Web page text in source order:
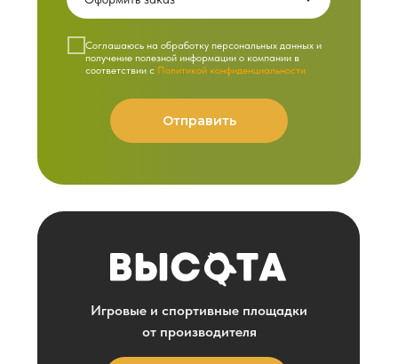
Cоглашаюсь на обработку персональных данных и
получение полезной информации о компании в
соответствии с Политикой конфиденциальности
Отправить
Игровые и спортивные площадки
от производителя